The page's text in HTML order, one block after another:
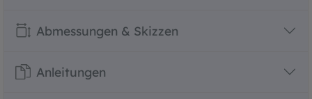
Abmessungen & Skizzen
Anleitungen